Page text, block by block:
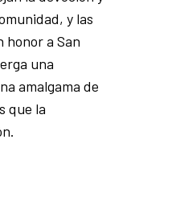
y las
honor aSan
una
amalgama de
que la